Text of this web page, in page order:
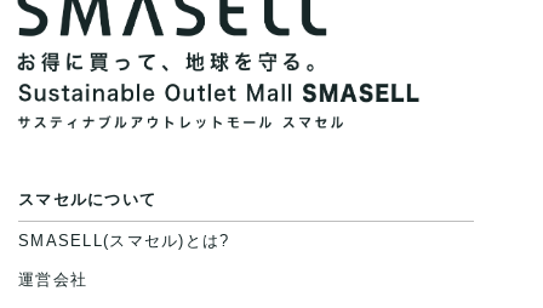
スマセルについて
SMASELL(スマセル)とは?
運営会社